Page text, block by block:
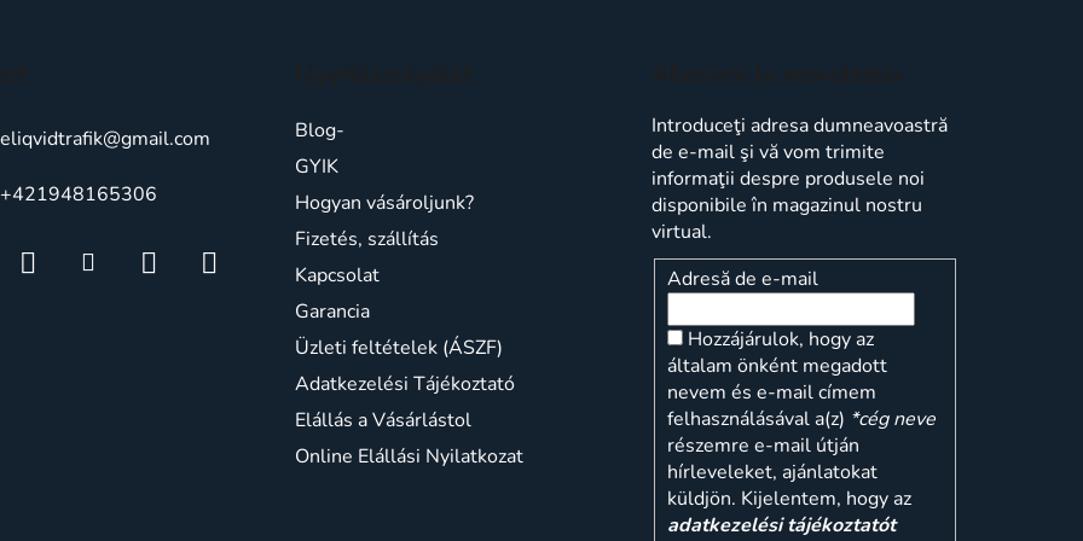
i
l
eliqvidtrafik@gmail.com
+421948165306
Blog-
GYIK
Hogyan vásároljunk?
Fizetés, szállítás
Kapcsolat
Garancia
Üzleti feltételek (ÁSZF)
Adatkezelési Tájékoztató
Elállás a Vásárlástol
Online Elállási Nyilatkozat
Introduceţi adresa dumneavoastră
de e-mail şi vă vom trimite
informaţii despre produsele noi
disponibile în magazinul nostru
virtual.
Adresă de e-mail
Hozzájárulok, hogy az
általam önként megadott
nevem és e-mail címem
felhasználásával a(z) *cég neve
részemre e-mail útján
hírleveleket, ajánlatokat
küldjön. Kijelentem, hogy az
adatkezelési tájékoztatót